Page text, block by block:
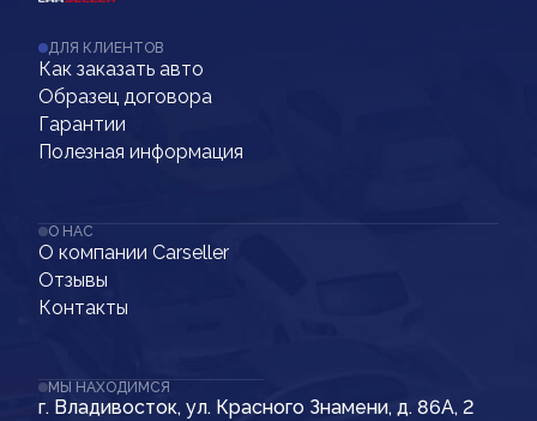
ДЛЯ КЛИЕНТОВ
Как заказать авто
Образец договора
Гарантии
Полезная информация
О НАС
О компании Carseller
Отзывы
Контакты
МЫ НАХОДИМСЯ
г. Владивосток, ул. Красного Знамени, д. 86А, 2